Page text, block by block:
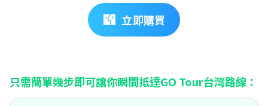
立即購買
只需簡單幾步即可讓你瞬間抵達GO Tour台灣路線：